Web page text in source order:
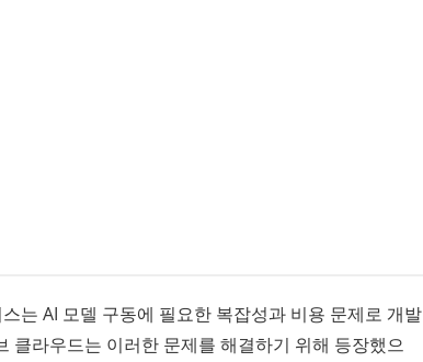
는 AI 모델 구동에 필요한 복잡성과 비용 문제로 개발
클라우드는 이러한 문제를 해결하기 위해 등장했으